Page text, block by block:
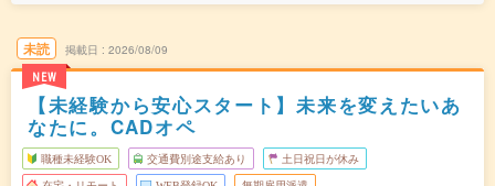
未読
NEW
掲載日 2026/08/09
【未経験から安心スタート】未来を変えたいあ
なたに。CADオペ
職種未経験OK 交通費別途支給あり 土日祝日が休み